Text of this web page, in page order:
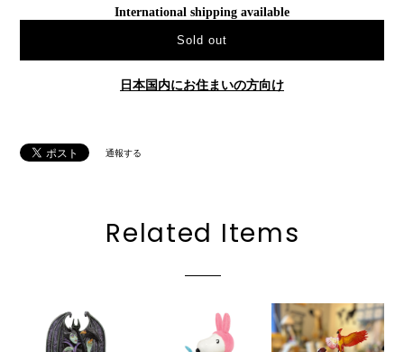
International shipping available
Sold out
日本国内にお住まいの方向け
通報する
Related Items